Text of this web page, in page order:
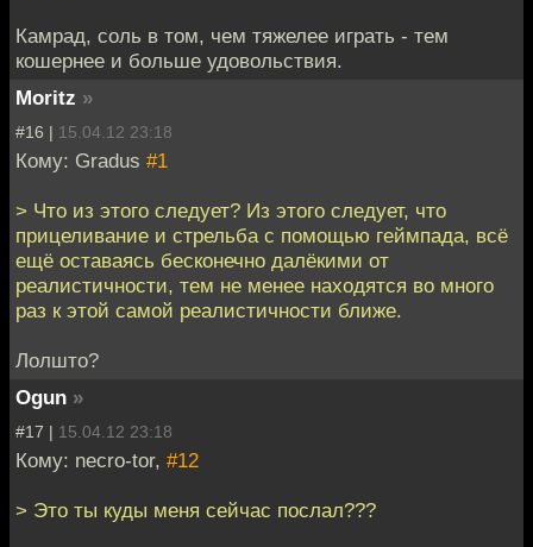
Камрад, соль в том, чем тяжелее играть - тем
кошернее и больше удовольствия.
Moritz »
#16 | 15.04.12 23:18
Кому: Gradus #1
> Что из этого следует? Из этого следует, что
прицеливание и стрельба с помощью геймпада, всё
ещё оставаясь бесконечно далёкими от
реалистичности, тем не менее находятся во много
раз к этой самой реалистичности ближе.
Лолшто?
Ogun »
#17 | 15.04.12 23:18
Кому: necro-tor, #12
> Это ты куды меня сейчас послал???